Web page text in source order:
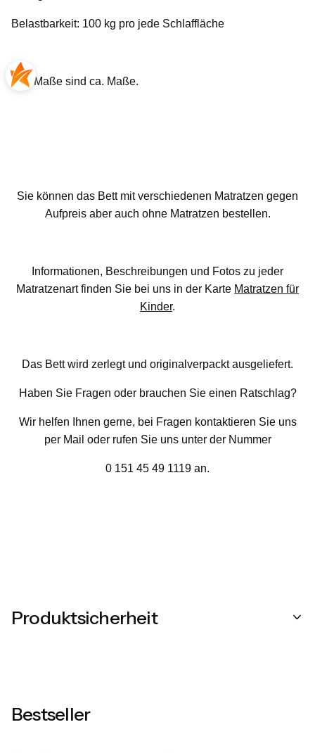
Belastbarkeit: 100 kg pro jede Schlaffläche
Alle Maße sind ca. Maße.
Sie können das Bett mit verschiedenen Matratzen gegen
Aufpreis aber auch ohne Matratzen bestellen.
Informationen, Beschreibungen und Fotos zu jeder
Matratzenart finden Sie bei uns in der Karte Matratzen für
Kinder.
Das Bett wird zerlegt und originalverpackt ausgeliefert.
Haben Sie Fragen oder brauchen Sie einen Ratschlag?
Wir helfen Ihnen gerne, bei Fragen kontaktieren Sie uns
per Mail oder rufen Sie uns unter der Nummer
0 151 45 49 1119 an.
Produktsicherheit
Bestseller